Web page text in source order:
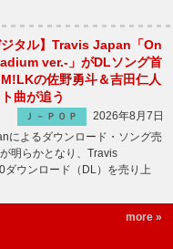
ジタル】Travis Japan「On
ver.-」がDLソング首
の佐野勇斗＆吉田仁人
曲が追う
Ｊ－ＰＯＰ
2026年8月7日
によるダウンロード・ソング売
明らかとなり、Travis
ウンロード（DL）を売り上
more »